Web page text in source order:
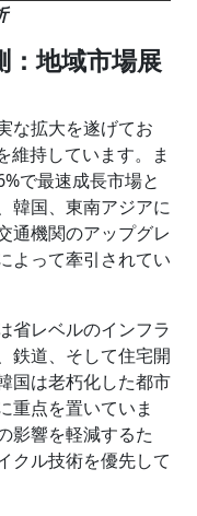
：地域市場展
な拡大を遂げてお
維持しています。ま
で最速成長市場と
韓国、東南アジアに
通機関のアップグレ
よって牽引されてい
省レベルのインフラ
鉄道、そして住宅開
国は老朽化した都市
重点を置いていま
影響を軽減するた
クル技術を優先して